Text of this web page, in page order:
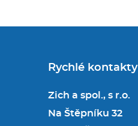
Rychlé kontakty
Zich a spol., s r.o.
Na Štěpníku 32